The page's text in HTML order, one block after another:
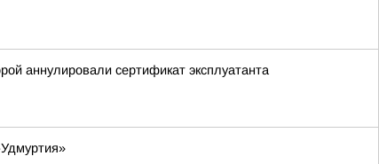
аннулировали сертификат эксплуатанта